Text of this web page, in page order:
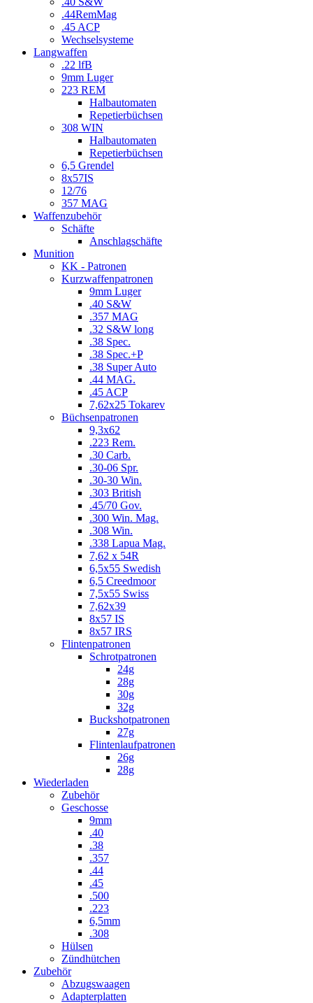
.44RemMag
.45 ACP
Wechselsysteme
Langwaffen
.22 lfB
9mm Luger
223 REM
Halbautomaten
Repetierbüchsen
308 WIN
Halbautomaten
Repetierbüchsen
6,5 Grendel
8x57IS
12/76
357 MAG
Waffenzubehör
Schäfte
Anschlagschäfte
Munition
KK - Patronen
Kurzwaffenpatronen
9mm Luger
.40 S&W
.357 MAG
.32 S&W long
.38 Spec.
.38 Spec.+P
.38 Super Auto
.44 MAG.
.45 ACP
7,62x25 Tokarev
Büchsenpatronen
9,3x62
.223 Rem.
.30 Carb.
.30-06 Spr.
.30-30 Win.
.303 British
.45/70 Gov.
.300 Win. Mag.
.308 Win.
.338 Lapua Mag.
7,62 x 54R
6,5x55 Swedish
6,5 Creedmoor
7,5x55 Swiss
7,62x39
8x57 IS
8x57 IRS
Flintenpatronen
Schrotpatronen
24g
28g
30g
32g
Buckshotpatronen
27g
Flintenlaufpatronen
26g
28g
Wiederladen
Zubehör
Geschosse
9mm
.40
.38
.357
.44
.45
.500
.223
6,5mm
.308
Hülsen
Zündhütchen
Zubehör
Abzugswaagen
Adapterplatten